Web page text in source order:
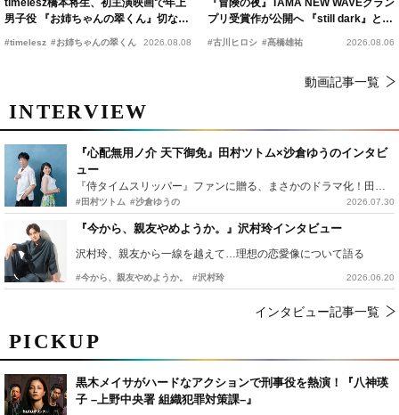
PICKUP
黒木メイサがハードなアクションで刑事役を熱演！『八神瑛
子 –上野中央署 組織犯罪対策課–』
男子役 『お姉ちゃんの翠くん』切ない
#timelesz #お姉ちゃんの翠くん 2026.08.08
プリ受賞作が公開へ 『still dark』と同
#古川ヒロシ #髙橋雄祐 2026.08.06
動画記事一覧
INTERVIEW
『心配無用ノ介 天下御免』田村ツトム×沙倉ゆうのインタビ
ュー
『侍タイムスリッパー』ファンに贈る、まさかのドラマ化！田村ツトム×沙倉ゆうのが語る『心配無用ノ介』撮影秘話
#田村ツトム #沙倉ゆうの 2026.07.30
『今から、親友やめようか。』沢村玲インタビュー
沢村玲、親友から一線を越えて…理想の恋愛像について語る
#今から、親友やめようか。 #沢村玲 2026.06.20
インタビュー記事一覧